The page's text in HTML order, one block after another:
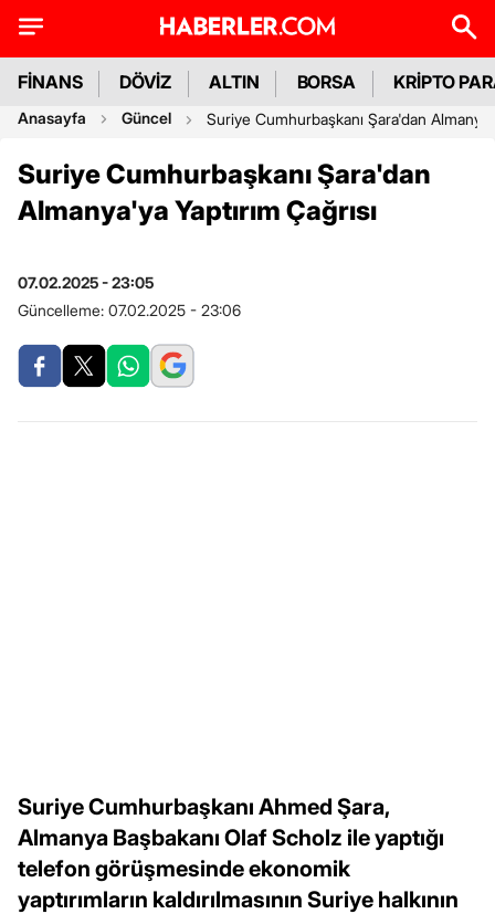
FİNANS DÖVİZ ALTIN BORSA KRİPTO
Anasayfa Güncel Suriye Cumhurbaşkanı Şara'dan
Suriye Cumhurbaşkanı Şara'dan
Almanya'ya Yaptırım Çağrısı
07.02.2025 - 23:05
Güncelleme: 07.02.2025 - 23:06
Suriye Cumhurbaşkanı Ahmed Şara,
Almanya Başbakanı Olaf Scholz ile yaptığı
telefon görüşmesinde ekonomik
yaptırımların kaldırılmasının Suriye halkının